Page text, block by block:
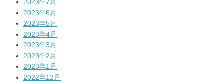
2023年7月
2023年6月
2023年5月
2023年4月
2023年3月
2023年2月
2023年1月
2022年12月